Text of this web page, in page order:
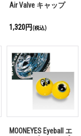
Air Valve キャップ
1,320円 (税込)
MOONEYES Eyeball エ